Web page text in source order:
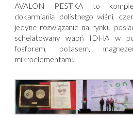
AVALON PESTKA to
dokarmiania dolistnego wiśni,
jedyne rozwiązanie na rynku
schelatowany wapń IDHA w
fosforem, potasem,
mikroelementami.